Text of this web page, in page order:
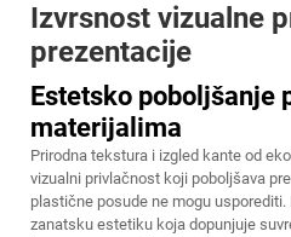
Izvrsnost vizualne
prezentacije
Estetsko poboljšanje
materijalima
Prirodna tekstura i izgled kante od
vizualni privlačnost koji poboljšava
plastične posude ne mogu
zanatsku estetiku koja dopunjuje